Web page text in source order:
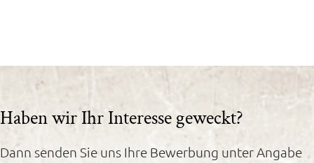
Haben wir Ihr Interesse geweckt?
Dann senden Sie uns Ihre Bewerbung unter Angabe